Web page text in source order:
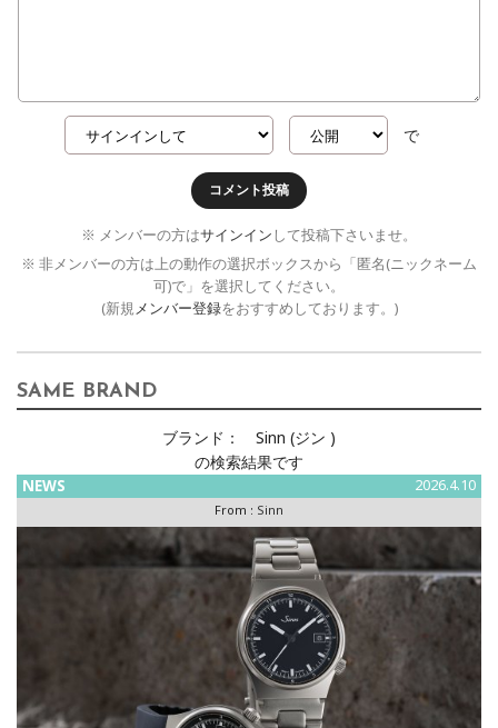
で
コメント投稿
※ メンバーの方はサインイン して投稿下さいませ。
※ 非メンバーの方は上の動作の選択ボックスから「匿名(ニックネーム
可)で」を選択してください。
(新規メンバー登録をおすすめしております。)
SAME BRAND
ブランド：
Sinn (ジン )
の検索結果です
NEWS 2026.4.10
From : Sinn